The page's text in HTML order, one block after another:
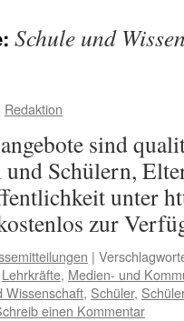
Schule und
Redaktion
sind
und Schülern,
unter
zur
|
Lehrkräfte, Medien- und
Wissenschaft, Schüler,
einen Kommentar